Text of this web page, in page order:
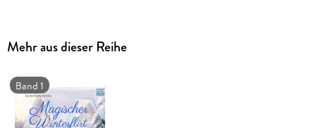
ihrem Verlobten Fynn.
Diane tritt die Flucht nach Deutschland an und sorgt so für
Mehr aus dieser Reihe
Band 1